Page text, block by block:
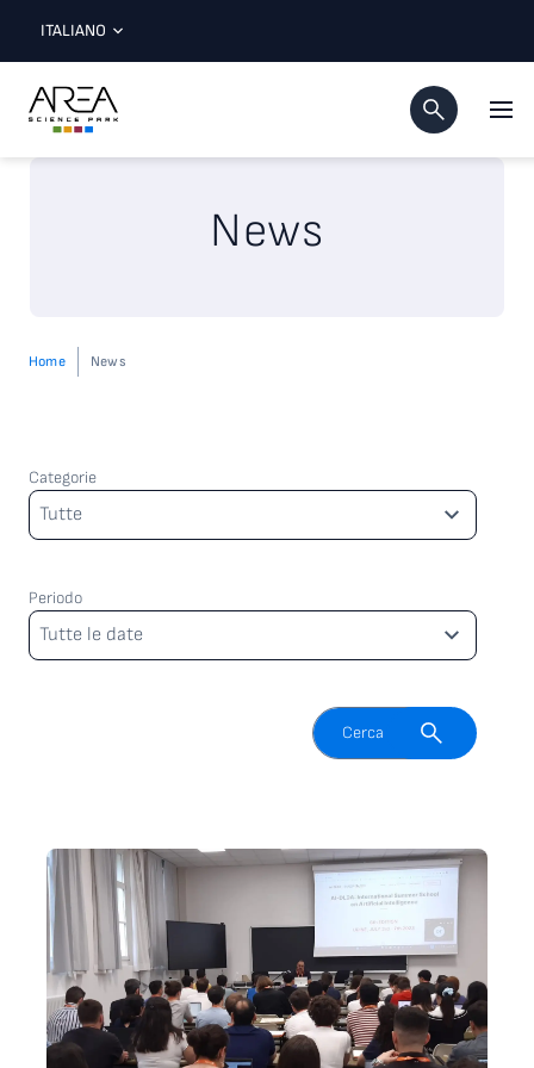
ITALIANO
News
Home News
Categorie
Categorie
Tutte
Periodo
Periodo
Tutte le date
Attiva il campo di ricerca